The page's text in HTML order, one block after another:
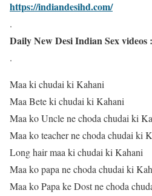
https://indiandesihd.com/
.
Daily New Desi Indian Sex videos :
.
Maa ki chudai ki Kahani
Maa Bete ki chudai ki Kahani
Maa ko Uncle ne choda chudai ki
Maa ko teacher ne choda chudai ki
Long hair maa ki chudai ki Kahani
Maa ko papa ne choda chudai ki
Maa ko Papa ke Dost ne choda